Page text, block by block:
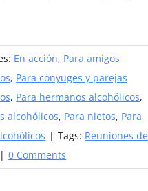
En acción, Para amigos
, Para cónyuges y parejas
, Para hermanos alcohólicos,
alcohólicos, Para nietos, Para
| Tags: Reuniones de
| 0 Comments